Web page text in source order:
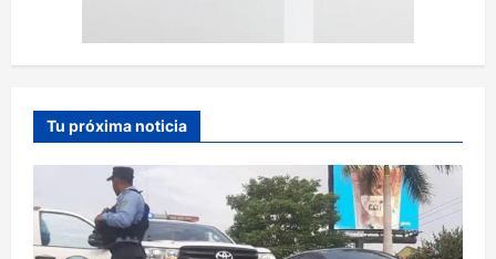
Tu próxima noticia